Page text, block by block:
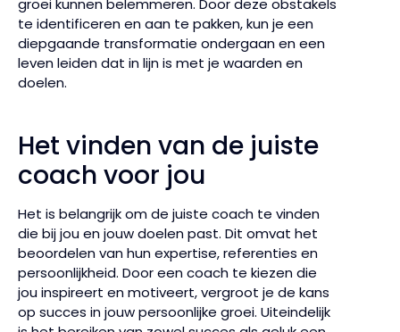
groei kunnen belemmeren. Door deze obstakels
te identificeren en aan te pakken, kun je een
diepgaande transformatie ondergaan en een
leven leiden dat in lijn is met je waarden en
doelen.
Het vinden van de juiste
coach voor jou
Het is belangrijk om de juiste coach te vinden
die bij jou en jouw doelen past. Dit omvat het
beoordelen van hun expertise, referenties en
persoonlijkheid. Door een coach te kiezen die
jou inspireert en motiveert, vergroot je de kans
op succes in jouw persoonlijke groei. Uiteindelijk